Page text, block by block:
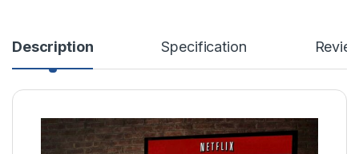
Description Specification